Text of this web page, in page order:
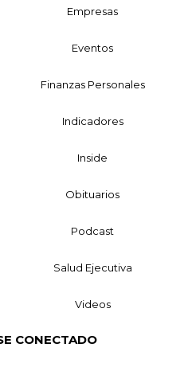
Empresas
Eventos
Finanzas Personales
Indicadores
Inside
Obituarios
Podcast
Salud Ejecutiva
Videos
CONECTADO